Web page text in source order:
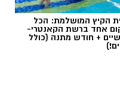
הקיץ המושלמת: הכל
אחד ברשת הקאנטרי-
+ חודש מתנה (כולל